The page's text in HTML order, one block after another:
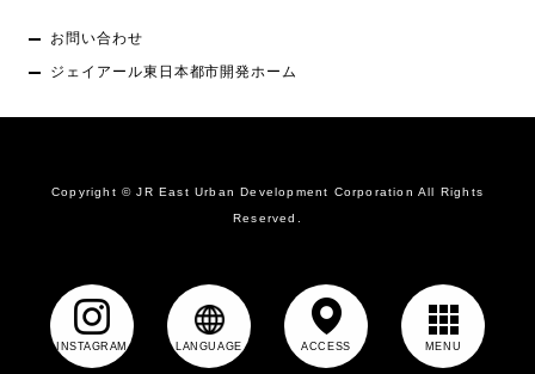
INSTAGRAM LANGUAGE ACCESS MENU
お問い合わせ
ジェイアール東日本都市開発ホーム
Copyright © JR East Urban Development Corporation All Rights
Reserved.